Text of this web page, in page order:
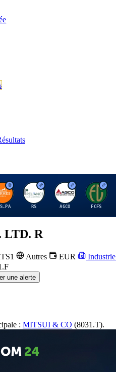
H R
RS
A
AGCO
F
FCFS
R
Autres EUR Industrie
une alerte
: MITSUI & CO (8031.T).